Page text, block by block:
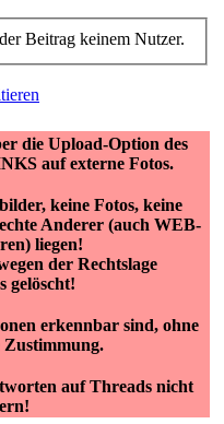
Beitrag keinem Nutzer.
die Upload-Option des
auf externe Fotos.
keine Fotos, keine
Anderer (auch WEB-
liegen!
der Rechtslage
gelöscht!
erkennbar sind, ohne
Zustimmung.
auf Threads nicht